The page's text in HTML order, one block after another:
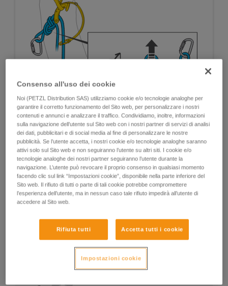
Consenso all'uso dei cookie
Noi (PETZL Distribution SAS) utilizziamo cookie e/o tecnologie analoghe per
garantire il corretto funzionamento del Sito web, per personalizzare i nostri
contenuti e annunci e analizzare il traffico. Condividiamo, inoltre, informazioni
sulla navigazione dell’utente sul Sito web con i nostri partner di servizi di analisi
dei dati, pubblicitari e di social media al fine di personalizzare le nostre
pubblicità. Se l’utente accetta, i nostri cookie e/o tecnologie analoghe saranno
attivi solo sul Sito web e non seguiranno l’utente su altri siti. I cookie e/o
tecnologie analoghe dei nostri partner seguiranno l’utente durante la
navigazione. L’utente può revocare il proprio consenso in qualsiasi momento
facendo clic sul link “Impostazioni cookie”, disponibile nella parte inferiore del
Sito web. Il rifiuto di tutti o parte di tali cookie potrebbe compromettere
l’esperienza dell’utente, ma in nessun caso tale rifiuto impedirà all’utente di
accedere al Sito web.
Rifiuta tutti Accetta tutti i cookie
Impostazioni cookie